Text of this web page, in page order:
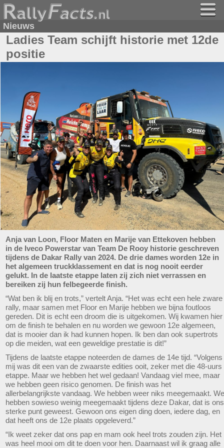
Nieuws
Ladies Team schijft historie met 12de
positie
Anja van Loon, Floor Maten en Marije van Ettekoven hebben
in de Iveco Powerstar van Team De Rooy historie geschreven
tijdens de Dakar Rally van 2024. De drie dames worden 12e in
het algemeen truckklassement en dat is nog nooit eerder
gelukt. In de laatste etappe laten zij zich niet verrassen en
bereiken zij hun felbegeerde finish.
“Wat ben ik blij en trots,” vertelt Anja. “Het was echt een hele zware
rally, maar samen met Floor en Marije hebben we bijna foutloos
gereden. Dit is echt een droom die is uitgekomen. Wij kwamen hier
om de finish te behalen en nu worden we gewoon 12e algemeen,
dat is mooier dan ik had kunnen hopen. Ik ben dan ook supertrots
op die meiden, wat een geweldige prestatie is dit!”
Tijdens de laatste etappe noteerden de dames de 14e tijd. “Volgens
mij was dit een van de zwaarste edities ooit, zeker met die 48-uurs
etappe. Maar we hebben het wel gedaan! Vandaag viel mee, maar
we hebben geen risico genomen. De finish was het
allerbelangrijkste vandaag. We hebben weer niks meegemaakt. We
hebben sowieso weinig meegemaakt tijdens deze Dakar, dat is ons
sterke punt geweest. Gewoon ons eigen ding doen, iedere dag, en
dat heeft ons de 12e plaats opgeleverd.”
“Ik weet zeker dat ons pap en mam ook heel trots zouden zijn. Het
was heel mooi om dit te doen voor hen. Daarnaast wil ik graag alle